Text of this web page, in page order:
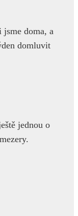
doma, a
domluvit
jednou o